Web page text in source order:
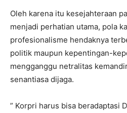
Oleh karena itu kesejahteraan
menjadi perhatian utama, pola
profesionalisme hendaknya
politik maupun kepentingan-
mengganggu netralitas
senantiasa dijaga.
” Korpri harus bisa beradaptasi